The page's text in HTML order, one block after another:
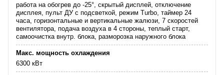
работа на обогрев до -25°, скрытый дисплей, отключение
дисплея, пульт ДУ с подсветкой, режим Turbo, таймер 24
часа, горизонтальные и вертикальные жалюзи, 7 скоростей
вентилятора, подача воздуха в 4 стороны, теплый старт,
самоочистка внутр. блока, разморозка наружного блока
Макс. мощность охлаждения
6300 кВт